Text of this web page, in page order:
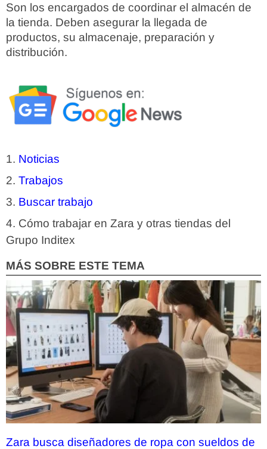
Son los encargados de coordinar el almacén de
la tienda. Deben asegurar la llegada de
productos, su almacenaje, preparación y
distribución.
Noticias
Trabajos
Buscar trabajo
Cómo trabajar en Zara y otras tiendas del
Grupo Inditex
MÁS SOBRE ESTE TEMA
Zara busca diseñadores de ropa con sueldos de